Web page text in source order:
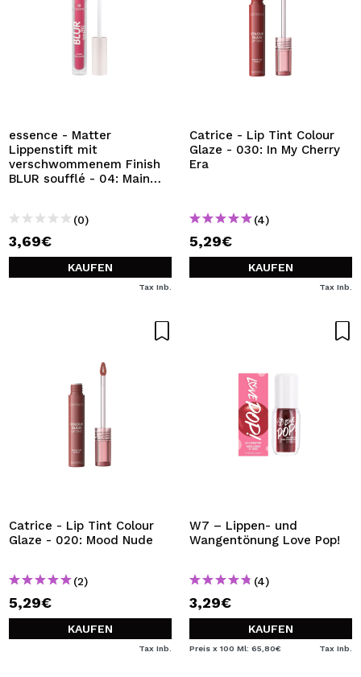
essence - Matter
Lippenstift mit
verschwommenem Finish
BLUR soufflé - 04: Main
(0)
3,69€
KAUFEN
Tax Inb.
Catrice - Lip Tint Colour
Glaze - 030: In My Cherry
Era
(4)
5,29€
KAUFEN
Tax Inb.
Catrice - Lip Tint Colour
Glaze - 020: Mood Nude
(2)
5,29€
KAUFEN
Tax Inb.
W7 – Lippen- und
Wangentönung Love Pop!
(4)
3,29€
KAUFEN
Preis x 100 Ml: 65,80€ Tax Inb.